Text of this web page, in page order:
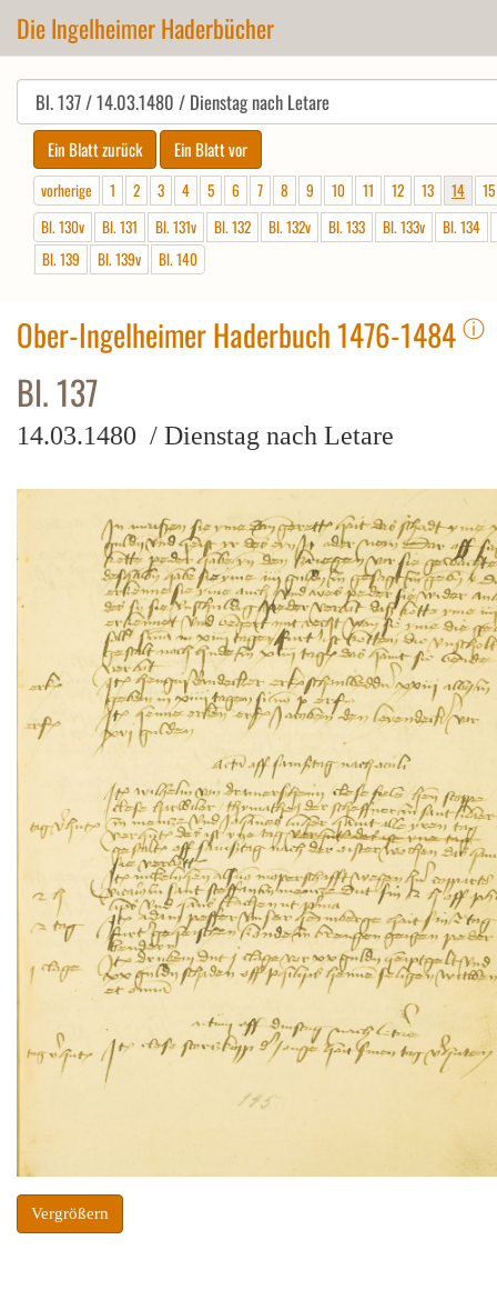
Die Ingelheimer Haderbücher
vorherige 1 2 3 4 5 6 7 8 9 10 11 12 13 14
15
Bl. 130v
Bl. 131 Bl. 131v Bl. 132 Bl. 132v Bl. 133 Bl. 133v
Bl. 134
Bl. 139
Bl. 139v Bl. 140
Ober-Ingelheimer Haderbuch 1476-1484 ⓘ
Bl. 137
14.03.1480 / Dienstag nach Letare
Vergrößern